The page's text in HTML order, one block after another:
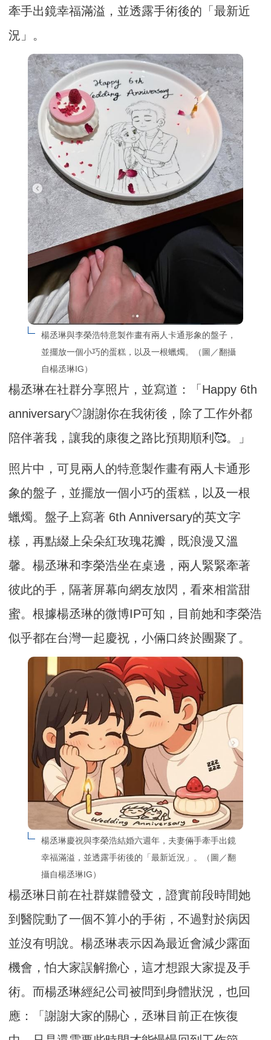
牽手出鏡幸福滿溢，並透露手術後的「最新近
況」。
楊丞琳與李榮浩特意製作畫有兩人卡通形象的盤子，
並擺放一個小巧的蛋糕，以及一根蠟燭。（圖／翻攝
自楊丞琳IG）
楊丞琳在社群分享照片，並寫道：「Happy 6th
anniversary🤍謝謝你在我術後，除了工作外都
陪伴著我，讓我的康復之路比預期順利🥰。」
照片中，可見兩人的特意製作畫有兩人卡通形
象的盤子，並擺放一個小巧的蛋糕，以及一根
蠟燭。盤子上寫著 6th Anniversary的英文字
樣，再點綴上朵朵紅玫瑰花瓣，既浪漫又溫
馨。楊丞琳和李榮浩坐在桌邊，兩人緊緊牽著
彼此的手，隔著屏幕向網友放閃，看來相當甜
蜜。根據楊丞琳的微博IP可知，目前她和李榮浩
似乎都在台灣一起慶祝，小倆口終於團聚了。
楊丞琳慶祝與李榮浩結婚六週年，夫妻倆手牽手出鏡
幸福滿溢，並透露手術後的「最新近況」。（圖／翻
攝自楊丞琳IG）
楊丞琳日前在社群媒體發文，證實前段時間她
到醫院動了一個不算小的手術，不過對於病因
並沒有明說。楊丞琳表示因為最近會減少露面
機會，怕大家誤解擔心，這才想跟大家提及手
術。而楊丞琳經紀公司被問到身體狀況，也回
應：「謝謝大家的關心，丞琳目前正在恢復